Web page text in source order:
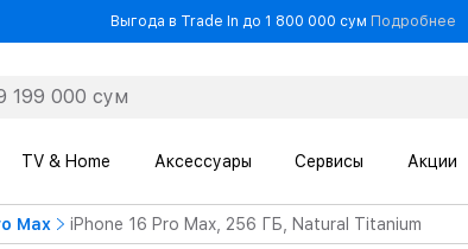
Выгода в Trade In до 1 800 000 сум Подробнее-
TV & Home Аксессуары Сервисы Акции
Max iPhone 16 Pro Max, 256 ГБ, Natural Titanium